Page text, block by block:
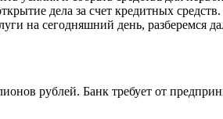
дела за счет кредитных средств.
на сегодняшний день, разберемся
рублей. Банк требует от